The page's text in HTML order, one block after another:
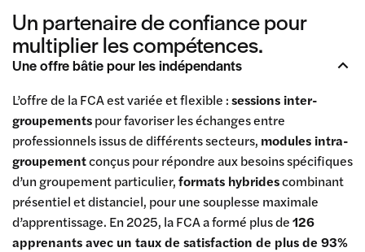
Un partenaire de confiance pour
multiplier les compétences.
Une offre bâtie pour les indépendants
L’offre de la FCA est variée et flexible :sessions inter-
groupementspour favoriser les échanges entre
professionnels issus de différents secteurs, modules intra-
groupementconçus pour répondre aux besoins spécifiques
d’un groupement particulier,formats hybridescombinant
présentiel et distanciel, pour une souplesse maximale
d’apprentissage. En 2025, la FCA a formé plus de126
apprenants avec un taux de satisfaction de plus de 93%